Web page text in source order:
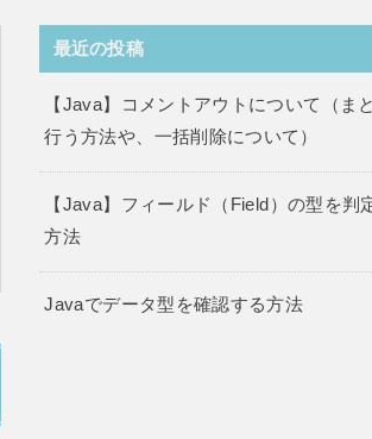
最近の投稿
【Java】コメントアウトについて（ま
行う方法や、一括削除について）
【Java】フィールド（Field）の型を判
方法
Javaでデータ型を確認する方法